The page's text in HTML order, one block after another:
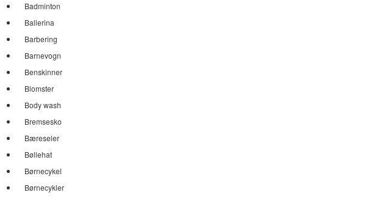
Badminton
Ballerina
Barbering
Barnevogn
Benskinner
Blomster
Body wash
Bremsesko
Bæreseler
Bøllehat
Børnecykel
Børnecykler